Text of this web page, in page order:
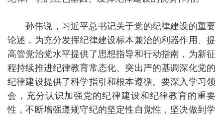
孙伟说，习近平总书记关于党的纪律建设的重要
论述，为充分发挥纪律建设标本兼治的利器作用、提
高管党治党水平提供了思想指导和行动指南，为新征
程持续推进纪律教育常态化、突出严的基调深化党的
纪律建设提供了科学指引和根本遵循。要深入学习领
会，充分认识加强党的纪律建设和纪律教育的重要
性，不断增强遵规守纪的坚定性自觉性，坚决做到学